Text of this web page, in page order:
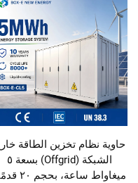
حاوية نظام تخزين الطاقة
الشبكة (Offgrid) بسعة ٥
ميغاواط ساعة،